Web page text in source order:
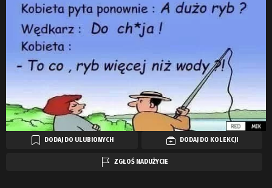
DODAJ DO ULUBIONYCH DODAJ DO KOLEKCJI
ZGŁOŚ NADUŻYCIE